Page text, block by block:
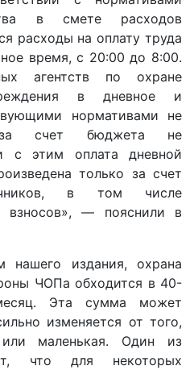
в смете расходов
расходы на оплату труда
время, с 20:00 до 8:00.
агентств по охране
в дневное и
нормативами не
счет бюджета не
с этим оплата дневной
только за счет
в том числе
взносов», — пояснили в
издания, охрана
ЧОПа обходится в 40-
Эта сумма может
изменяется от того,
маленькая. Один из
что для некоторых